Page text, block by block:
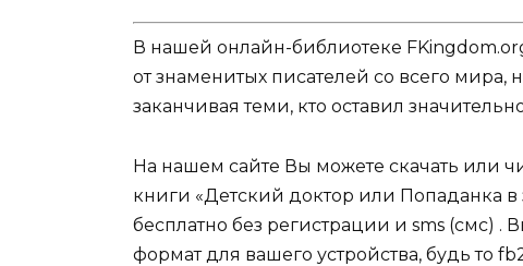
В нашей онлайн-библиотеке
от знаменитых писателей со всего мира,
заканчивая теми, кто оставил
На нашем сайте Вы можете скачать или
книги «Детский доктор или Попаданка в
бесплатно без регистрации и sms (смс)
формат для вашего устройства, будь то